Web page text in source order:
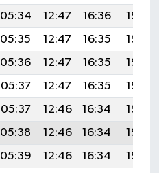
05:34 12:47 16:36
19:50
05:35 12:47 16:35
19:49
05:36 12:47 16:35
19:48
05:37 12:47 16:35
19:46
05:37 12:46 16:34
19:45
05:38 12:46 16:34
19:44
05:39 12:46 16:34
19:43